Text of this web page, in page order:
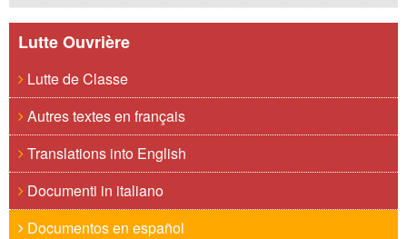
Lutte Ouvrière
Lutte de Classe
Autres textes en français
Translations into English
Documenti in italiano
Documentos en español